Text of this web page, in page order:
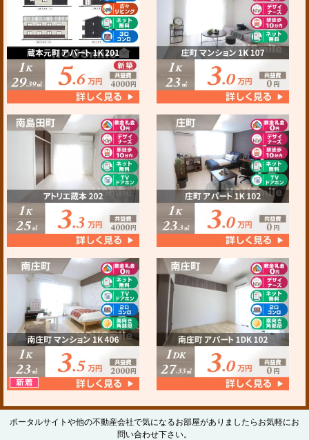
ポータルサイトや他の不動産会社で気になるお部屋がありましたらお気軽にお
問い合わせ下さい。